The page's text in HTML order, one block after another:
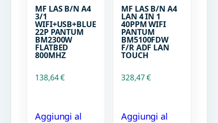
MF LAS B/N A4
3/1
WIFI+USB+BLUE
22P PANTUM
BM2300W
FLATBED
800MHZ
138,64€
Aggiungi al
MF LAS B/N A4
LAN 4 IN 1
40PPM WIFI
PANTUM
BM5100FDW
F/R ADF LAN
TOUCH
328,47€
Aggiungi al